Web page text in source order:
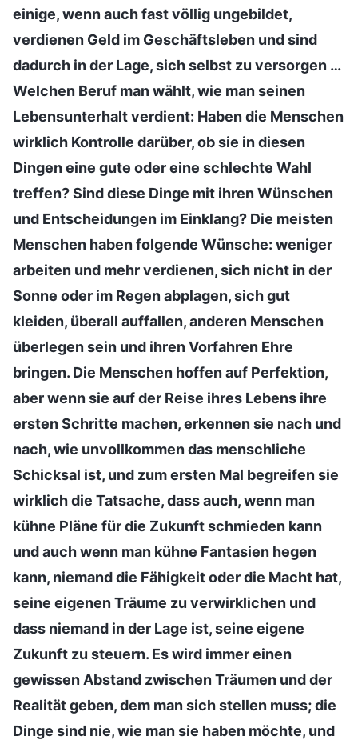
einige, wenn auch fast völlig ungebildet,
verdienen Geld im Geschäftsleben und sind
dadurch in der Lage, sich selbst zu versorgen …
Welchen Beruf man wählt, wie man seinen
Lebensunterhalt verdient: Haben die Menschen
wirklich Kontrolle darüber, ob sie in diesen
Dingen eine gute oder eine schlechte Wahl
treffen? Sind diese Dinge mit ihren Wünschen
und Entscheidungen im Einklang? Die meisten
Menschen haben folgende Wünsche: weniger
arbeiten und mehr verdienen, sich nicht in der
Sonne oder im Regen abplagen, sich gut
kleiden, überall auffallen, anderen Menschen
überlegen sein und ihren Vorfahren Ehre
bringen. Die Menschen hoffen auf Perfektion,
aber wenn sie auf der Reise ihres Lebens ihre
ersten Schritte machen, erkennen sie nach und
nach, wie unvollkommen das menschliche
Schicksal ist, und zum ersten Mal begreifen sie
wirklich die Tatsache, dass auch, wenn man
kühne Pläne für die Zukunft schmieden kann
und auch wenn man kühne Fantasien hegen
kann, niemand die Fähigkeit oder die Macht hat,
seine eigenen Träume zu verwirklichen und
dass niemand in der Lage ist, seine eigene
Zukunft zu steuern. Es wird immer einen
gewissen Abstand zwischen Träumen und der
Realität geben, dem man sich stellen muss; die
Dinge sind nie, wie man sie haben möchte, und